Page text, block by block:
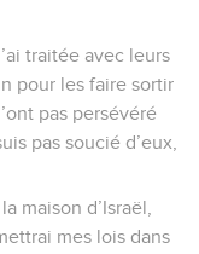
traitée avec leurs
pour les faire sortir
pas persévéré
pas soucié d’eux,
maison d’Israël,
mes lois dans